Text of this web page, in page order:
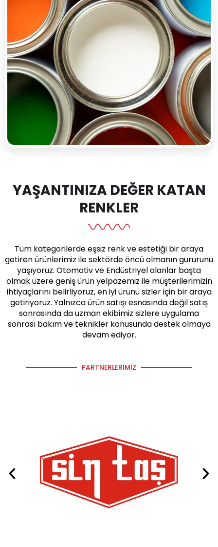
YAŞANTINIZA DEĞER KATAN
RENKLER
Tüm kategorilerde eşsiz renk ve estetiği bir araya
getiren ürünlerimiz ile sektörde öncü olmanın gururunu
yaşıyoruz. Otomotiv ve Endüstriyel alanlar başta
olmak üzere geniş ürün yelpazemiz ile müşterilerimizin
ihtiyaçlarını belirliyoruz, en iyi ürünü sizler için bir araya
getiriyoruz. Yalnızca ürün satışı esnasında değil satış
sonrasında da uzman ekibimiz sizlere uygulama
sonrası bakım ve teknikler konusunda destek olmaya
devam ediyor.
PARTNERLERIMIZ